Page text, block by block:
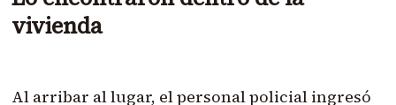
vivienda
Al arribar al lugar, el personal policial ingresó